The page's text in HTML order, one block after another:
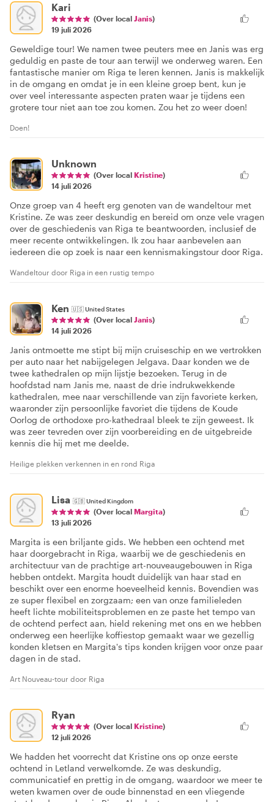
Kari
(Over local Janis)
19 juli 2026
Geweldige tour! We namen twee peuters mee en Janis was erg
geduldig en paste de tour aan terwijl we onderweg waren. Een
fantastische manier om Riga te leren kennen. Janis is makkelijk
in de omgang en omdat je in een kleine groep bent, kun je
over veel interessante aspecten praten waar je tijdens een
grotere tour niet aan toe zou komen. Zou het zo weer doen!
Doen!
Unknown
(Over local Kristine)
14 juli 2026
Onze groep van 4 heeft erg genoten van de wandeltour met
Kristine. Ze was zeer deskundig en bereid om onze vele vragen
over de geschiedenis van Riga te beantwoorden, inclusief de
meer recente ontwikkelingen. Ik zou haar aanbevelen aan
iedereen die op zoek is naar een kennismakingstour door Riga.
Wandeltour door Riga in een rustig tempo
Ken 🇺🇸United States
(Over local Janis)
14 juli 2026
Janis ontmoette me stipt bij mijn cruiseschip en we vertrokken
per auto naar het nabijgelegen Jelgava. Daar konden we de
twee kathedralen op mijn lijstje bezoeken. Terug in de
hoofdstad nam Janis me, naast de drie indrukwekkende
kathedralen, mee naar verschillende van zijn favoriete kerken,
waaronder zijn persoonlijke favoriet die tijdens de Koude
Oorlog de orthodoxe pro-kathedraal bleek te zijn geweest. Ik
was zeer tevreden over zijn voorbereiding en de uitgebreide
kennis die hij met me deelde.
Heilige plekken verkennen in en rond Riga
Lisa 🇬🇧United Kingdom
(Over local Margita)
13 juli 2026
Margita is een briljante gids. We hebben een ochtend met
haar doorgebracht in Riga, waarbij we de geschiedenis en
architectuur van de prachtige art-nouveaugebouwen in Riga
hebben ontdekt. Margita houdt duidelijk van haar stad en
beschikt over een enorme hoeveelheid kennis. Bovendien was
ze super flexibel en zorgzaam; een van onze familieleden
heeft lichte mobiliteitsproblemen en ze paste het tempo van
de ochtend perfect aan, hield rekening met ons en we hebben
onderweg een heerlijke koffiestop gemaakt waar we gezellig
konden kletsen en Margita's tips konden krijgen voor onze paar
dagen in de stad.
Art Nouveau-tour door Riga
Ryan
(Over local Kristine)
12 juli 2026
We hadden het voorrecht dat Kristine ons op onze eerste
ochtend in Letland verwelkomde. Ze was deskundig,
communicatief en prettig in de omgang, waardoor we meer te
weten kwamen over de oude binnenstad en een vliegende